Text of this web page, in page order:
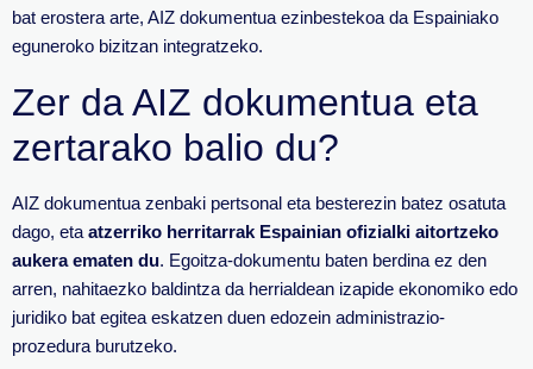
bat erostera arte, AIZ dokumentua ezinbestekoa da Espainiako
eguneroko bizitzan integratzeko.
Zer da AIZ dokumentua eta
zertarako balio du?
AIZ dokumentua zenbaki pertsonal eta besterezin batez osatuta
dago, eta atzerriko herritarrak Espainian ofizialki aitortzeko
aukera ematen du. Egoitza-dokumentu baten berdina ez den
arren, nahitaezko baldintza da herrialdean izapide ekonomiko edo
juridiko bat egitea eskatzen duen edozein administrazio-
prozedura burutzeko.